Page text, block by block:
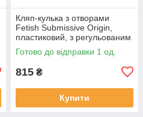
Кляп-кулька з отворами
Fetish Submissive Origin,
пластиковий, з регульованим
ремінцем
Готово до відправки 1 од.
815 ₴
Купити